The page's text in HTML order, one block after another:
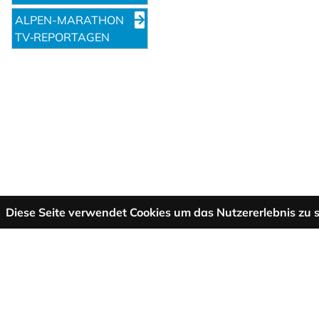
ALPEN-MARATHON
TV‑REPORTAGEN
Diese Seite verwendet Cookies um das Nutzererlebnis zu